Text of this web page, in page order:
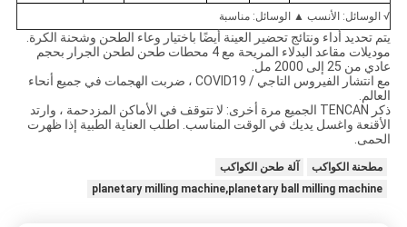
√ الوسائل: الأنسب ▲ الوسائل: مناسبة
يتم تحديد أداء ونتائج تحضير العينة أيضًا باختيار وعاء الطحن وشحنة الكرة.
موديلات مقاعد البدلاء المريحة مع 4 محطات طحن لطحن الجرار بحجم
عادي من 25 إلى 2000 مل.
مع انتشار الفيروس التاجي / COVID19 ، ضربت الهجمات في جميع أنحاء
العالم.
ذكر TENCAN الجميع مرة أخرى: لا تتوقف في الأماكن المزدحمة ، وارتد
الأقنعة واغسل يديك في الوقت المناسب. اطلب العناية الطبية إذا ظهرت
الحمى.
مطحنة الكواكب
آلة طحن الكواكب
planetary milling machine,planetary ball milling machine